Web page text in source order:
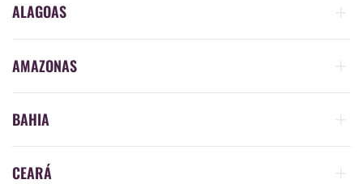
ALAGOAS
AMAZONAS
BAHIA
CEARÁ